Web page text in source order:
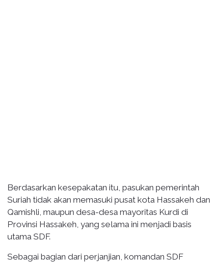
Berdasarkan kesepakatan itu, pasukan pemerintah
Suriah tidak akan memasuki pusat kota Hassakeh dan
Qamishli, maupun desa-desa mayoritas Kurdi di
Provinsi Hassakeh, yang selama ini menjadi basis
utama SDF.
Sebagai bagian dari perjanjian, komandan SDF